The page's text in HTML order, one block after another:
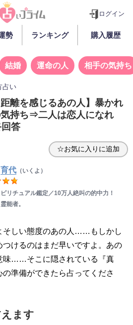
ログイン
勢 ランキング 購入履歴
結婚 運命の人 相手の気持ち
占い
離を感じるあの人】暴かれ
持ち⇒二人は恋人になれ
答
☆お気に入りに追加
育代（いくよ）
リチュアル鑑定／10万人絶叫の的中力！
能者。
そしい態度のあの人……もしかし
けるのはまだ早いですよ。あの
味……そこに隠されている『真
準備ができたら占ってくださ
ます